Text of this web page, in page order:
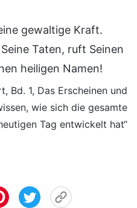
gewaltige Kraft.
Taten, ruft Seinen
heiligen Namen!
Bd. 1, Das Erscheinen und
wie sich die gesamte
Tag entwickelt hat“